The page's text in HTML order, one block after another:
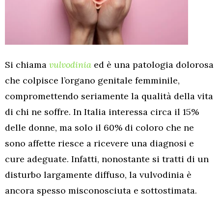
Si chiama vulvodinia ed è una patologia dolorosa
che colpisce l’organo genitale femminile,
compromettendo seriamente la qualità della vita
di chi ne soffre. In Italia interessa circa il 15%
delle donne, ma solo il 60% di coloro che ne
sono affette riesce a ricevere una diagnosi e
cure adeguate. Infatti, nonostante si tratti di un
disturbo largamente diffuso, la vulvodinia è
ancora spesso misconosciuta e sottostimata.